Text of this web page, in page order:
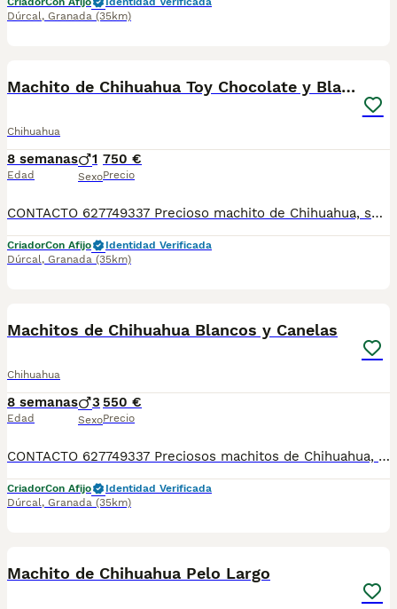
Dúrcal, Granada (35km)
Machito de Chihuahua Toy Chocolate y Blanco
Chihuahua
8 semanas
Edad
1
Sexo
750 €
Precio
CONTACTO 627749337 Precioso machito de Chihuahua, se entregan vacunados, desparasitados con su cartilla veterinaria. Criador profesional con afijo de la RSCE y FCI Centro de cria autorizado con núcleo zoológico Registro de criador autorizado
CriadorCon Afijo
Identidad Verificada
Dúrcal, Granada (35km)
Machitos de Chihuahua Blancos y Canelas
Chihuahua
8 semanas
Edad
3
Sexo
550 €
Precio
CONTACTO 627749337 Preciosos machitos de Chihuahua, se entregan vacunados, desparasitados con su cartilla veterinaria. Criador profesional con afijo de la RSCE y FCI Centro de cria autorizado con núcleo zoológico Registro de criador autorizado
CriadorCon Afijo
Identidad Verificada
Dúrcal, Granada (35km)
Machito de Chihuahua Pelo Largo